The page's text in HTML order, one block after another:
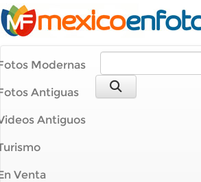
Modernas
Antiguas
Antiguos
Venta